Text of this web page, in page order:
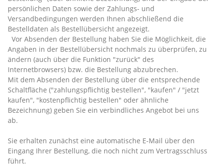
persönlichen Daten sowie der Zahlungs- und
Versandbedingungen werden Ihnen abschließend die
Bestelldaten als Bestellübersicht angezeigt.
Vor Absenden der Bestellung haben Sie die Möglichkeit, die
Angaben in der Bestellübersicht nochmals zu überprüfen, zu
ändern (auch über die Funktion "zurück" des
Internetbrowsers) bzw. die Bestellung abzubrechen.
Mit dem Absenden der Bestellung über die entsprechende
Schaltfläche ("zahlungspflichtig bestellen", "kaufen" / "jetzt
kaufen", "kostenpflichtig bestellen" oder ähnliche
Bezeichnung) geben Sie ein verbindliches Angebot bei uns
ab.
Sie erhalten zunächst eine automatische E-Mail über den
Eingang Ihrer Bestellung, die noch nicht zum Vertragsschluss
führt.